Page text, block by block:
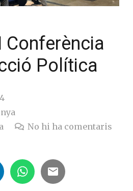
Conferència
Política
No hi ha comentaris